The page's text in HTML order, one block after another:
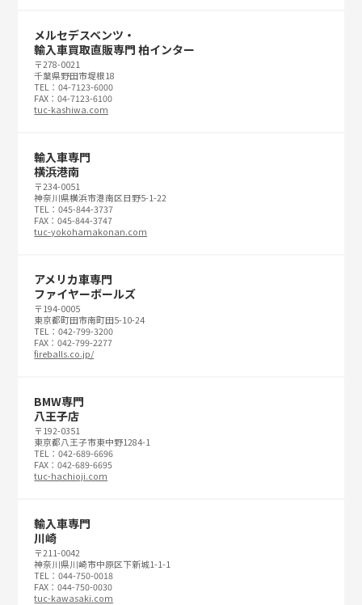
メルセデスベンツ・
輸入車買取直販専門 柏インター
〒278-0021
千葉県野田市堤根18
TEL：04-7123-6000
FAX：04-7123-6100
tuc-kashiwa.com
輸入車専門
横浜港南
〒234-0051
神奈川県横浜市港南区日野5-1-22
TEL：045-844-3737
FAX：045-844-3747
tuc-yokohamakonan.com
アメリカ車専門
ファイヤーボールズ
〒194-0005
東京都町田市南町田5-10-24
TEL：042-799-3200
FAX：042-799-2277
fireballs.co.jp/
BMW専門
八王子店
〒192-0351
東京都八王子市東中野1284-1
TEL：042-689-6696
FAX：042-689-6695
tuc-hachioji.com
輸入車専門
川崎
〒211-0042
神奈川県川崎市中原区下新城1-1-1
TEL：044-750-0018
FAX：044-750-0030
tuc-kawasaki.com